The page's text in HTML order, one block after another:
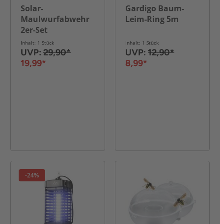
Solar-
Maulwurfabwehr
2er-Set
Inhalt: 1 Stück
UVP: 29,90*
19,99*
Gardigo Baum-
Leim-Ring 5m
Inhalt: 1 Stück
UVP: 12,90*
8,99*
-24%